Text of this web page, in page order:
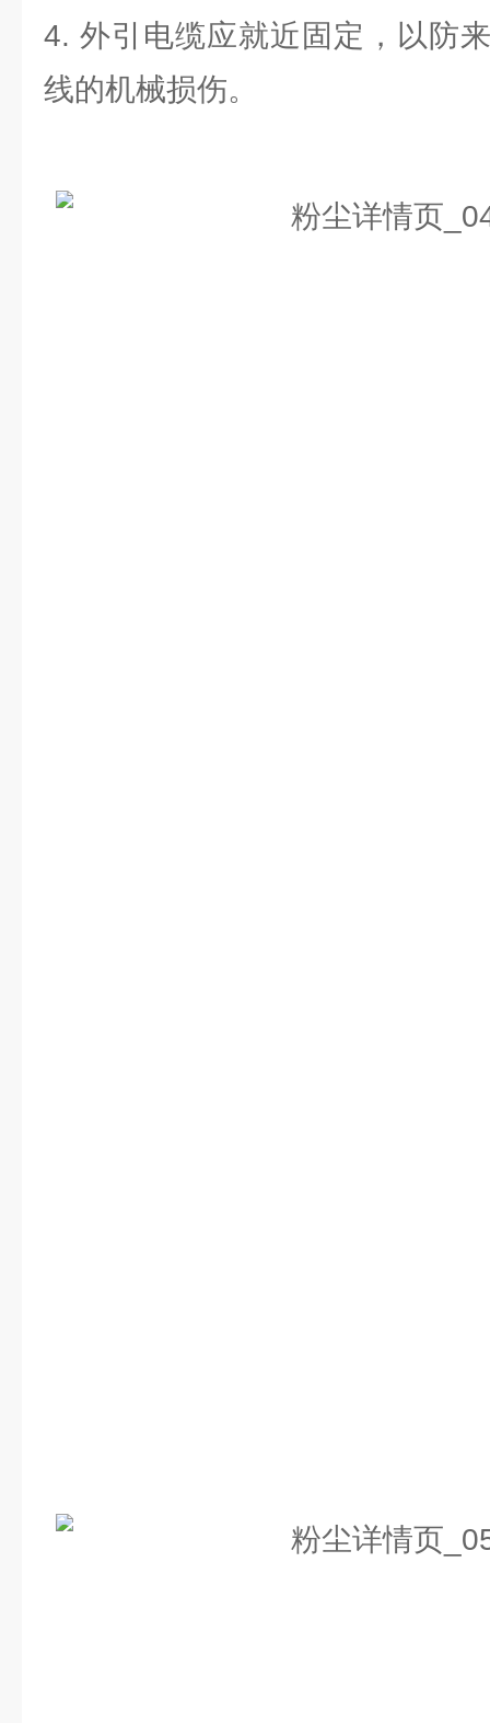
4. 外引电缆应就近固定，以防
线的机械损伤。